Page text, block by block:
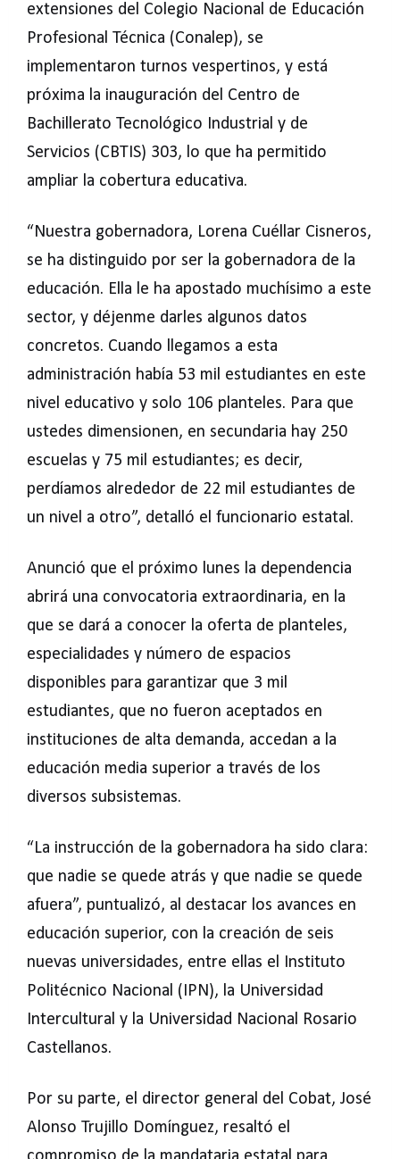
extensiones del Colegio Nacional de Educación
Profesional Técnica (Conalep), se
implementaron turnos vespertinos, y está
próxima la inauguración del Centro de
Bachillerato Tecnológico Industrial y de
Servicios (CBTIS) 303, lo que ha permitido
ampliar la cobertura educativa.
“Nuestra gobernadora, Lorena Cuéllar Cisneros,
se ha distinguido por ser la gobernadora de la
educación. Ella le ha apostado muchísimo a este
sector, y déjenme darles algunos datos
concretos. Cuando llegamos a esta
administración había 53 mil estudiantes en este
nivel educativo y solo 106 planteles. Para que
ustedes dimensionen, en secundaria hay 250
escuelas y 75 mil estudiantes; es decir,
perdíamos alrededor de 22 mil estudiantes de
un nivel a otro”, detalló el funcionario estatal.
Anunció que el próximo lunes la dependencia
abrirá una convocatoria extraordinaria, en la
que se dará a conocer la oferta de planteles,
especialidades y número de espacios
disponibles para garantizar que 3 mil
estudiantes, que no fueron aceptados en
instituciones de alta demanda, accedan a la
educación media superior a través de los
diversos subsistemas.
“La instrucción de la gobernadora ha sido clara:
que nadie se quede atrás y que nadie se quede
afuera”, puntualizó, al destacar los avances en
educación superior, con la creación de seis
nuevas universidades, entre ellas el Instituto
Politécnico Nacional (IPN), la Universidad
Intercultural y la Universidad Nacional Rosario
Castellanos.
Por su parte, el director general del Cobat, José
Alonso Trujillo Domínguez, resaltó el